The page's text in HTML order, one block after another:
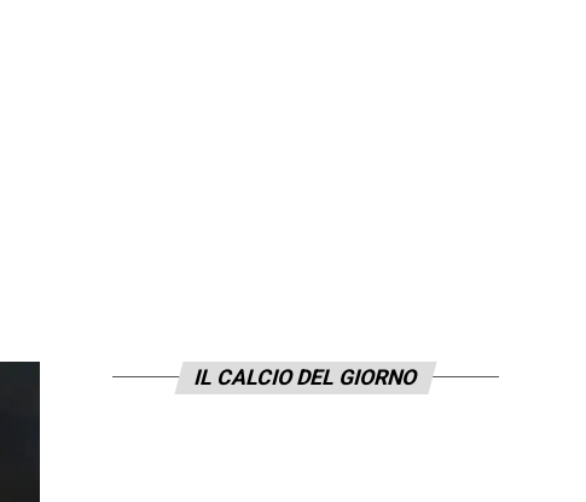
IL CALCIO DEL GIORNO